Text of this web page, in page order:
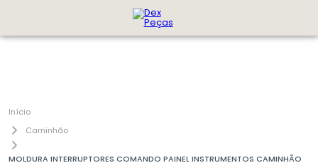
Caminhão
MOLDURA INTERRUPTORES COMANDO PAINEL INSTRUMENTOS CAMINHÃO